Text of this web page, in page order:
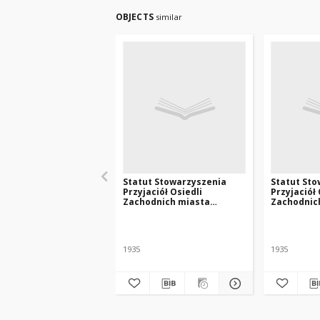
OBJECTS similar
Statut Stowarzyszenia
Przyjaciół Osiedli
Zachodnich miasta
1935
Statut
Przyjaciół
1935